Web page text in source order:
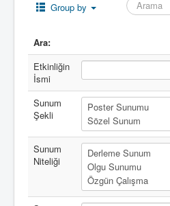
Group by
Ara:
Etkinliğin
İsmi
Sunum
Şekli
Sunum
Niteliği